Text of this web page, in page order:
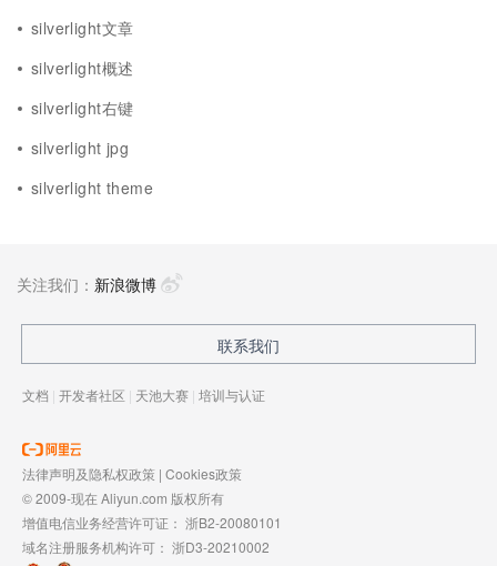
silverlight文章
silverlight概述
silverlight右键
silverlight jpg
silverlight theme
关注我们： 新浪微博
联系我们
文档 | 开发者社区 | 天池大赛 | 培训与认证
法律声明及隐私权政策 | Cookies政策
© 2009-现在 Aliyun.com 版权所有
增值电信业务经营许可证： 浙B2-20080101
域名注册服务机构许可： 浙D3-20210002